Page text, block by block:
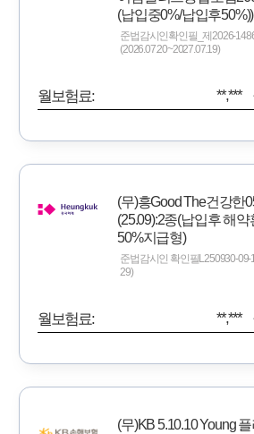
(납입중0%/납입후50%))
준법감시인확인필_제2026-
(2026.07.20~2027.07.19)
월보험료: **,***
(무)흥Good The건강한
(25.09):2종(납입후 해
50%지급형)
준법감시인 확인필L250930-09-
29)
월보험료: **,***
(무)KB 5.10.10 Young